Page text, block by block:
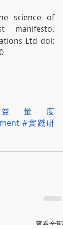
science of
manifesto.
Ltd doi:
量度
#實踐研
查看全部